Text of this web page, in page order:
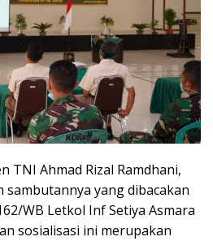
TNI Ahmad Rizal Ramdhani,
sambutannya yang dibacakan
WB Letkol Inf Setiya Asmara
sosialisasi ini merupakan